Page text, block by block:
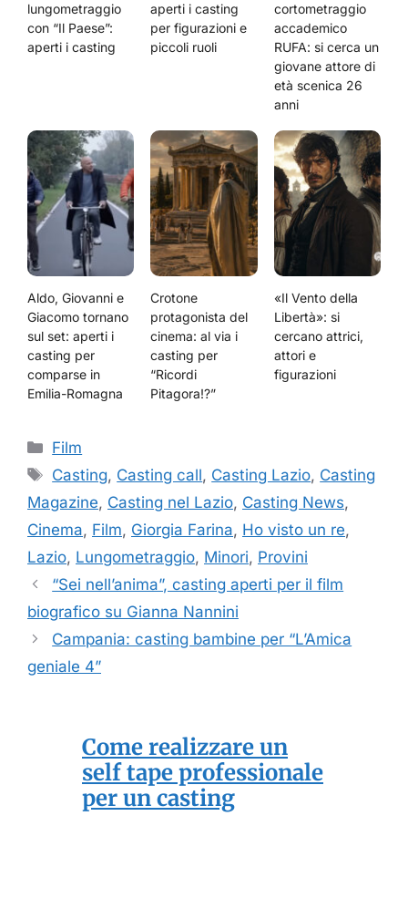
lungometraggio
con “Il Paese”:
aperti i casting
aperti i casting
per figurazioni e
piccoli ruoli
cortometraggio
accademico
RUFA: si cerca un
giovane attore di
età scenica 26
anni
Aldo, Giovanni e
Giacomo tornano
sul set: aperti i
casting per
comparse in
Emilia-Romagna
Crotone
protagonista del
cinema: al via i
casting per
“Ricordi
Pitagora!?”
«Il Vento della
Libertà»: si
cercano attrici,
attori e
figurazioni
Categorie
Film
Tag
Casting, Casting call, Casting Lazio, Casting
Magazine, Casting nel Lazio, Casting News,
Cinema, Film, Giorgia Farina, Ho visto un re,
Lazio, Lungometraggio, Minori, Provini
“Sei nell’anima”, casting aperti per il film
biografico su Gianna Nannini
Campania: casting bambine per “L’Amica
geniale 4”
Come realizzare un
self tape professionale
per un casting